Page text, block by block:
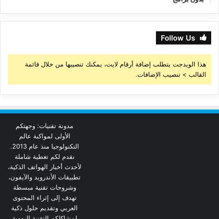
Follow Us
هذا الويدجت يتطلب إضافة أرقام لايت، يمكنك تنصيبها من خلال قائمة
القالب > تنصيب الإضافات.
مدونة تقنيات: وجهتكم
الأولى لمواكبة عالم
التكنولوجيا منذ عام 2013.
نقدم لكم تغطية شاملة
لأحدث أخبار الهواتف الذكية،
تطبيقات الأندرويد والآيفون،
وشروحات تقنية مبسطة
تهدف إلى إثراء المحتوى
العربي وتقديم حلول ذكية